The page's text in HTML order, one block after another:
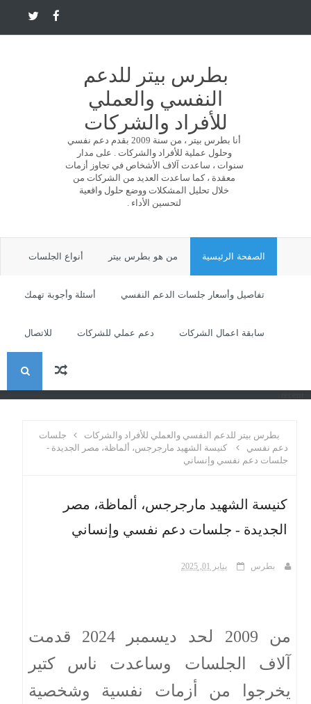
بطرس بيتر للدعم
النفسي والعملي
للأفراد والشركات
أنا بطرس بيتر ، من سنة 2009 بقدم دعم نفسي
وحلول عملية للأفراد والشركات . على مدار
سنوات ، ساعدت آلاف الأشخاص في تجاوز أزمات
معقدة ، كما ساعدت العديد من الشركات من
خلال تحليل المشكلات ووضع حلول واقعية
لتحسين الأداء .
الصفحة الرئيسية من هو بطرس بيتر أنواع الجلسات
تفاصيل وأسعار جلسات الدعم النفسي أسئلة وأجوبة تهمك
سابقة اعمال الشركات دعم عملي للشركات للاتصال
ا
بطرس بيتر للدعم النفسي والعملي للأفراد والشركات
جلسات
دعم نفسي
كنيسة الشهيد مارجرجس، ألماظة، مصر الجديدة -
جلسات دعم نفسي وإنساني
كنيسة الشهيد مارجرجس، ألماظة، مصر
الجديدة - جلسات دعم نفسي وإنساني
بطرس يناير 01, 2025
من 2009 لحد ديسمبر 2024 قدمت
آلاف الجلسات وساعدت ناس كتير
يخرجوا من أزمات نفسية وشخصية